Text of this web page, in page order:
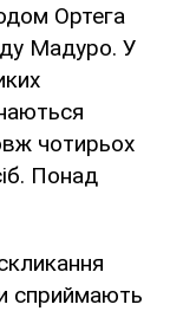
Ортега
Мадуро. У
чотирьох
Понад
сприймають